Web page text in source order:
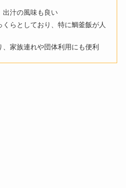
出汁の風味も良い
らとしており、特に鯛釜飯が人
家族連れや団体利用にも便利